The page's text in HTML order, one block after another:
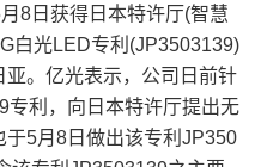
8日获得日本特许厅(智慧
白光LED专利(JP3503139)
。亿光表示，公司日前针
专利，向日本特许厅提出无
5月8日做出该专利JP350